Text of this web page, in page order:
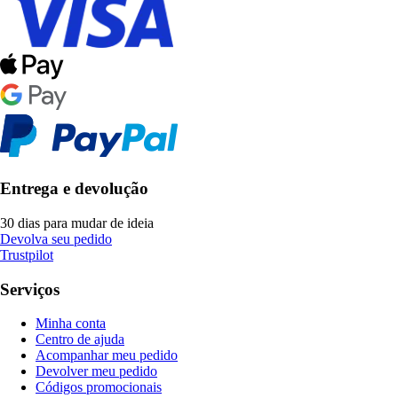
Entrega e devolução
30 dias para mudar de ideia
Devolva seu pedido
Trustpilot
Serviços
Minha conta
Centro de ajuda
Acompanhar meu pedido
Devolver meu pedido
Códigos promocionais